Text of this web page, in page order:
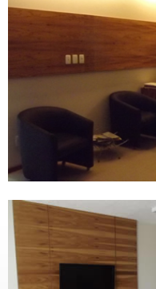
SANEAMENTO
COLIGADAS
RESPONSABILIDADE
CONTATO